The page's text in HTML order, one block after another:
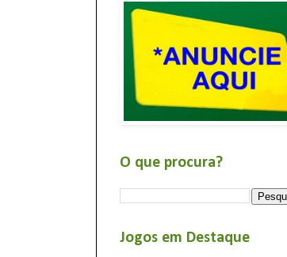
O que procura?
Jogos em Destaque